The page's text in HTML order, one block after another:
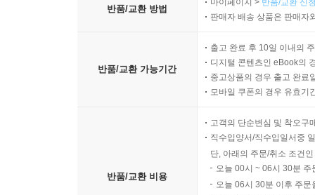
반품/교환 방법
마이페이지 > 반품/교환 신
판매자 배송 상품은 판매자
반품/교환 가능기간
출고 완료 후 10일 이내의
디지털 콘텐츠인 eBook의
중고상품의 경우 출고 완료
모바일 쿠폰의 경우 유효기
반품/교환 비용
고객의 단순변심 및 착오구
직수입양서/직수입일서중
단, 아래의 주문/취소 조건
오늘 00시 ~ 06시 30분
오늘 06시 30분 이후 주